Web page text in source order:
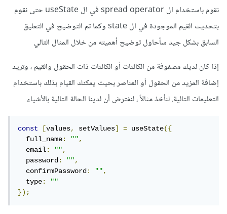
نقوم باستخدام ال spread operator في ال useState حتى نقوم
بتحديث القيم الموجودة في ال state وكما تم التوضيح في التعليق
السابق بشكل جيد سأحاول توضيح أهميته من خلال المثال التالي
إذا كان لديك مصفوفة من الكائنات أو الكائنات ذات الحقول والقيم ، وتريد
إضافة المزيد من الحقول أو العناصر بحيث يمكنك القيام بذلك باستخدام
التعليمات التالية. لنأخذ مثالاً ، لنفترض أن لدينا الحالة التالية بالأشياء
const [values, setValues] = useState({
  full_name
: "",
  email
: "",
  password
: "",
  confirmPassword
: "",
  type
:
""
});